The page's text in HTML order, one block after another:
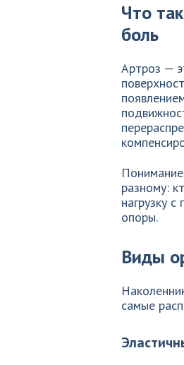
Что
боль
Артроз —
разному:
нагрузку
опоры.
Виды
самые